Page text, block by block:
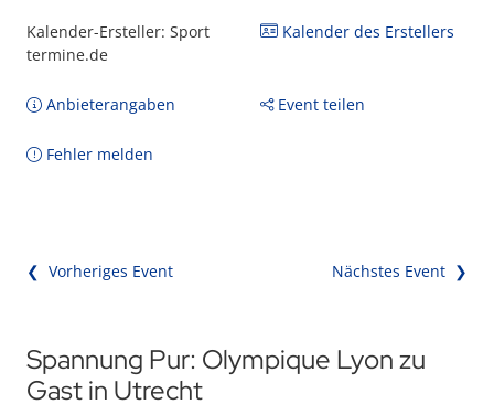
Kalender-Ersteller: Sport
termine.de
Kalender des Erstellers
Anbieterangaben Event teilen
Fehler melden
❮ Vorheriges Event Nächstes Event ❯
Spannung Pur: Olympique Lyon zu
Gast in Utrecht